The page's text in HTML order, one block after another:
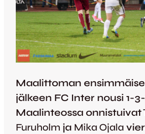
Maalittoman
jälkeen FC Inter nousi 1-
Maalinteossa onnistuivat
Furuholm ja Mika Ojala